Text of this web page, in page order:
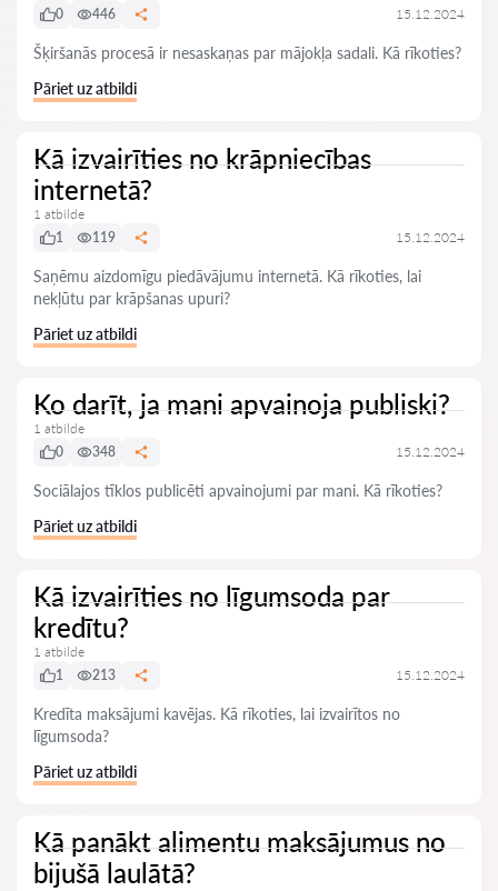
0
446 15.12.2024
Šķiršanās procesā ir nesaskaņas par mājokļa sadali. Kā rīkoties?
Pāriet uz atbildi
Kā izvairīties no krāpniecības
internetā?
1 atbilde
1
119 15.12.2024
Saņēmu aizdomīgu piedāvājumu internetā. Kā rīkoties, lai
nekļūtu par krāpšanas upuri?
Pāriet uz atbildi
Ko darīt, ja mani apvainoja publiski?
1 atbilde
0
348 15.12.2024
Sociālajos tīklos publicēti apvainojumi par mani. Kā rīkoties?
Pāriet uz atbildi
Kā izvairīties no līgumsoda par
kredītu?
1 atbilde
1
213 15.12.2024
Kredīta maksājumi kavējas. Kā rīkoties, lai izvairītos no
līgumsoda?
Pāriet uz atbildi
Kā panākt alimentu maksājumus no
bijušā laulātā?